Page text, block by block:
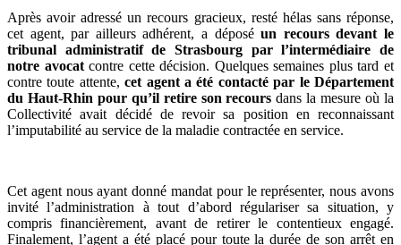
Après avoir adressé un recours gracieux, resté hélas sans réponse,
cet agent, par ailleurs adhérent, a déposéun recours devant le
tribunal administratif de Strasbourg par l’intermédiaire de
notre avocatcontre cette décision. Quelques semaines plus tard et
contre toute attente, cet agent a été contacté par le Département
du Haut-Rhin pour qu’il retire son recours dans la mesure où la
Collectivité avait décidé de revoir sa position en reconnaissant
l’imputabilité au service de la maladie contractée en service.
Cet agent nous ayant donné mandat pour le représenter, nous avons
invité l’administration à tout d’abord régulariser sa situation, y
compris financièrement, avant de retirer le contentieux engagé.
Finalement, l’agent a été placé pour toute la durée de son arrêt en